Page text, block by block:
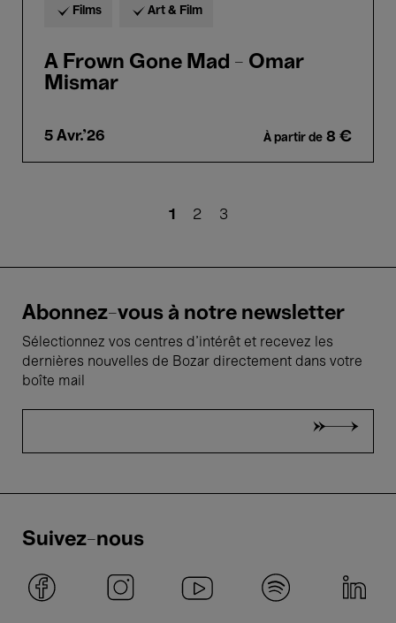
Films Art & Film
A Frown Gone Mad - Omar
Mismar
5 Avr.'26 À partir de 8 €
Page
1 Page
2 Page
3
Abonnez-vous à notre newsletter
Sélectionnez vos centres d'intérêt et recevez les
dernières nouvelles de Bozar directement dans votre
boîte mail
Suivez-nous